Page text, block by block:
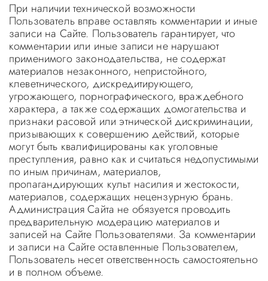
При наличии технической возможности
Пользователь вправе оставлять комментарии и иные
записи на Сайте. Пользователь гарантирует, что
комментарии или иные записи не нарушают
применимого законодательства, не содержат
материалов незаконного, непристойного,
клеветнического, дискредитирующего,
угрожающего, порнографического, враждебного
характера, а также содержащих домогательства и
признаки расовой или этнической дискриминации,
призывающих к совершению действий, которые
могут быть квалифицированы как уголовные
преступления, равно как и считаться недопустимыми
по иным причинам, материалов,
пропагандирующих культ насилия и жестокости,
материалов, содержащих нецензурную брань.
Администрация Сайта не обязуется проводить
предварительную модерацию материалов и
записей на Сайте Пользователями. За комментарии
и записи на Сайте оставленные Пользователем,
Пользователь несет ответственность самостоятельно
и в полном объеме.